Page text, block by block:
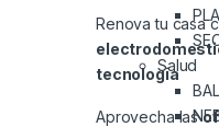
Salud
Renova tu casa
tecnologia
Aprovecha las